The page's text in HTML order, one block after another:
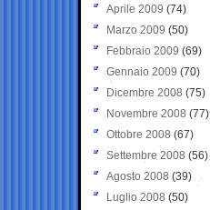
Aprile 2009 (74)
Marzo 2009 (50)
Febbraio 2009 (69)
Gennaio 2009 (70)
Dicembre 2008 (75)
Novembre 2008 (77)
Ottobre 2008 (67)
Settembre 2008 (56)
Agosto 2008 (39)
Luglio 2008 (50)